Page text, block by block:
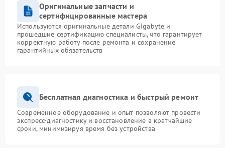
Оригинальные запчасти и
сертифицированные мастера
Используются оригинальные детали Gigabyte и
прошедшие сертификацию специалисты, что гарантирует
корректную работу после ремонта и сохранение
гарантийных обязательств
Бесплатная диагностика и быстрый ремонт
Современное оборудование и опыт позволяют провести
экспресс-диагностику и восстановление в кратчайшие
сроки, минимизируя время без устройства